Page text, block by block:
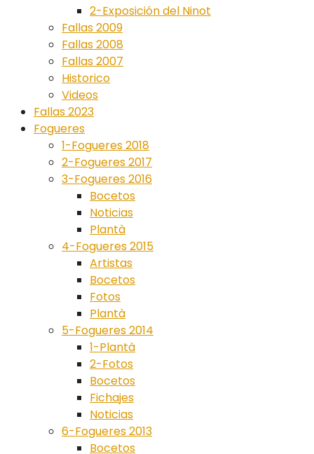
2-Exposición del Ninot
Fallas 2009
Fallas 2008
Fallas 2007
Historico
Videos
Fallas 2023
Fogueres
1-Fogueres 2018
2-Fogueres 2017
3-Fogueres 2016
Bocetos
Noticias
Plantà
4-Fogueres 2015
Artistas
Bocetos
Fotos
Plantà
5-Fogueres 2014
1-Plantà
2-Fotos
Bocetos
Fichajes
Noticias
6-Fogueres 2013
Bocetos